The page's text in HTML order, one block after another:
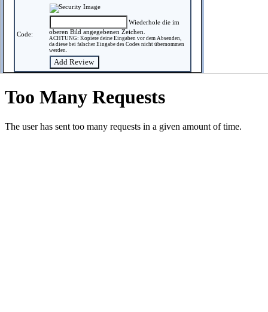
Code:
Wiederhole die im
oberen Bild angegebenen Zeichen.
ACHTUNG: Kopiere deine Eingaben vor dem Absenden,
da diese bei falscher Eingabe des Codes nicht übernommen
werden.